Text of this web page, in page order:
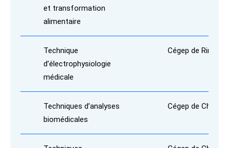
et transformation
alimentaire
Technique
d’électrophysiologie
médicale
Cégep de
Techniques d’analyses
biomédicales
Cégep de